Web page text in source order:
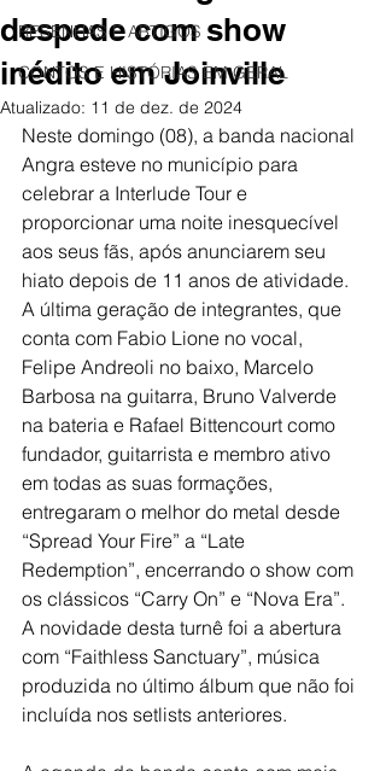
RESENHAS E ARTIGOS
CONTOS E HISTÓRIAS EM GERAL
despede com show
inédito em Joinville
Atualizado: 11 de dez. de 2024
Neste domingo (08), a banda nacional
Angra esteve no município para
celebrar a Interlude Tour e
proporcionar uma noite inesquecível
aos seus fãs, após anunciarem seu
hiato depois de 11 anos de atividade.
A última geração de integrantes, que
conta com Fabio Lione no vocal,
Felipe Andreoli no baixo, Marcelo
Barbosa na guitarra, Bruno Valverde
na bateria e Rafael Bittencourt como
fundador, guitarrista e membro ativo
em todas as suas formações,
entregaram o melhor do metal desde
“Spread Your Fire” a “Late
Redemption”, encerrando o show com
os clássicos “Carry On” e “Nova Era”.
A novidade desta turnê foi a abertura
com “Faithless Sanctuary”, música
produzida no último álbum que não foi
incluída nos setlists anteriores.